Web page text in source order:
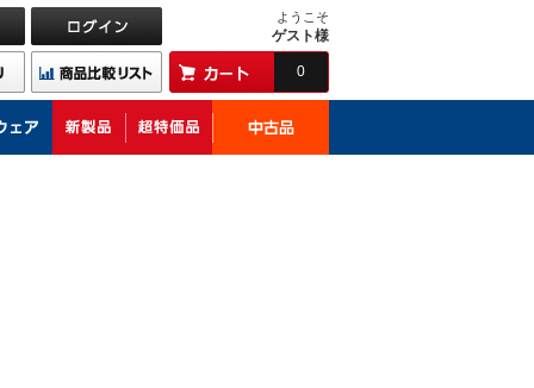
ようこそ
ゲスト様
0